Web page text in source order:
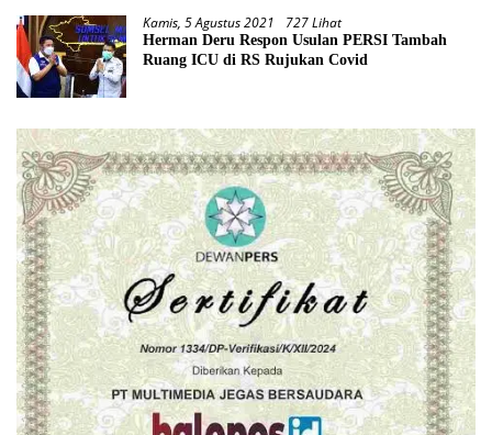
Kamis, 5 Agustus 2021 727 Lihat
Herman Deru Respon Usulan PERSI Tambah
Ruang ICU di RS Rujukan Covid